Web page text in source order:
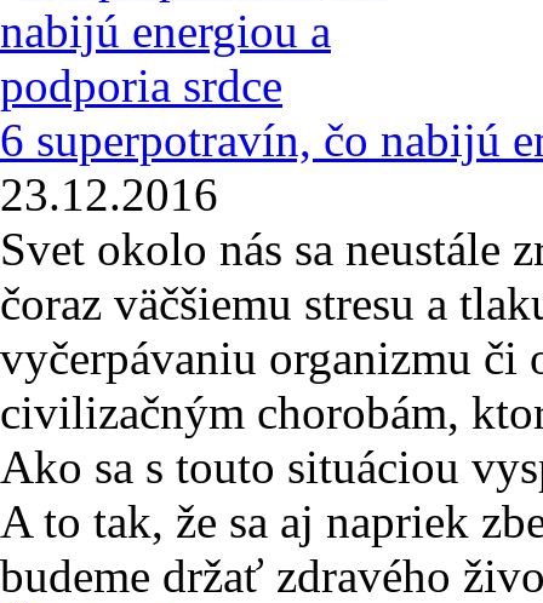
6 superpotravín, čo nabijú
23.12.2016
Svet okolo nás sa neustále
čoraz väčšiemu stresu a
vyčerpávaniu organizmu či
civilizačným chorobám,
Ako sa s touto situáciou
A to tak, že sa aj napriek
budeme držať zdravého